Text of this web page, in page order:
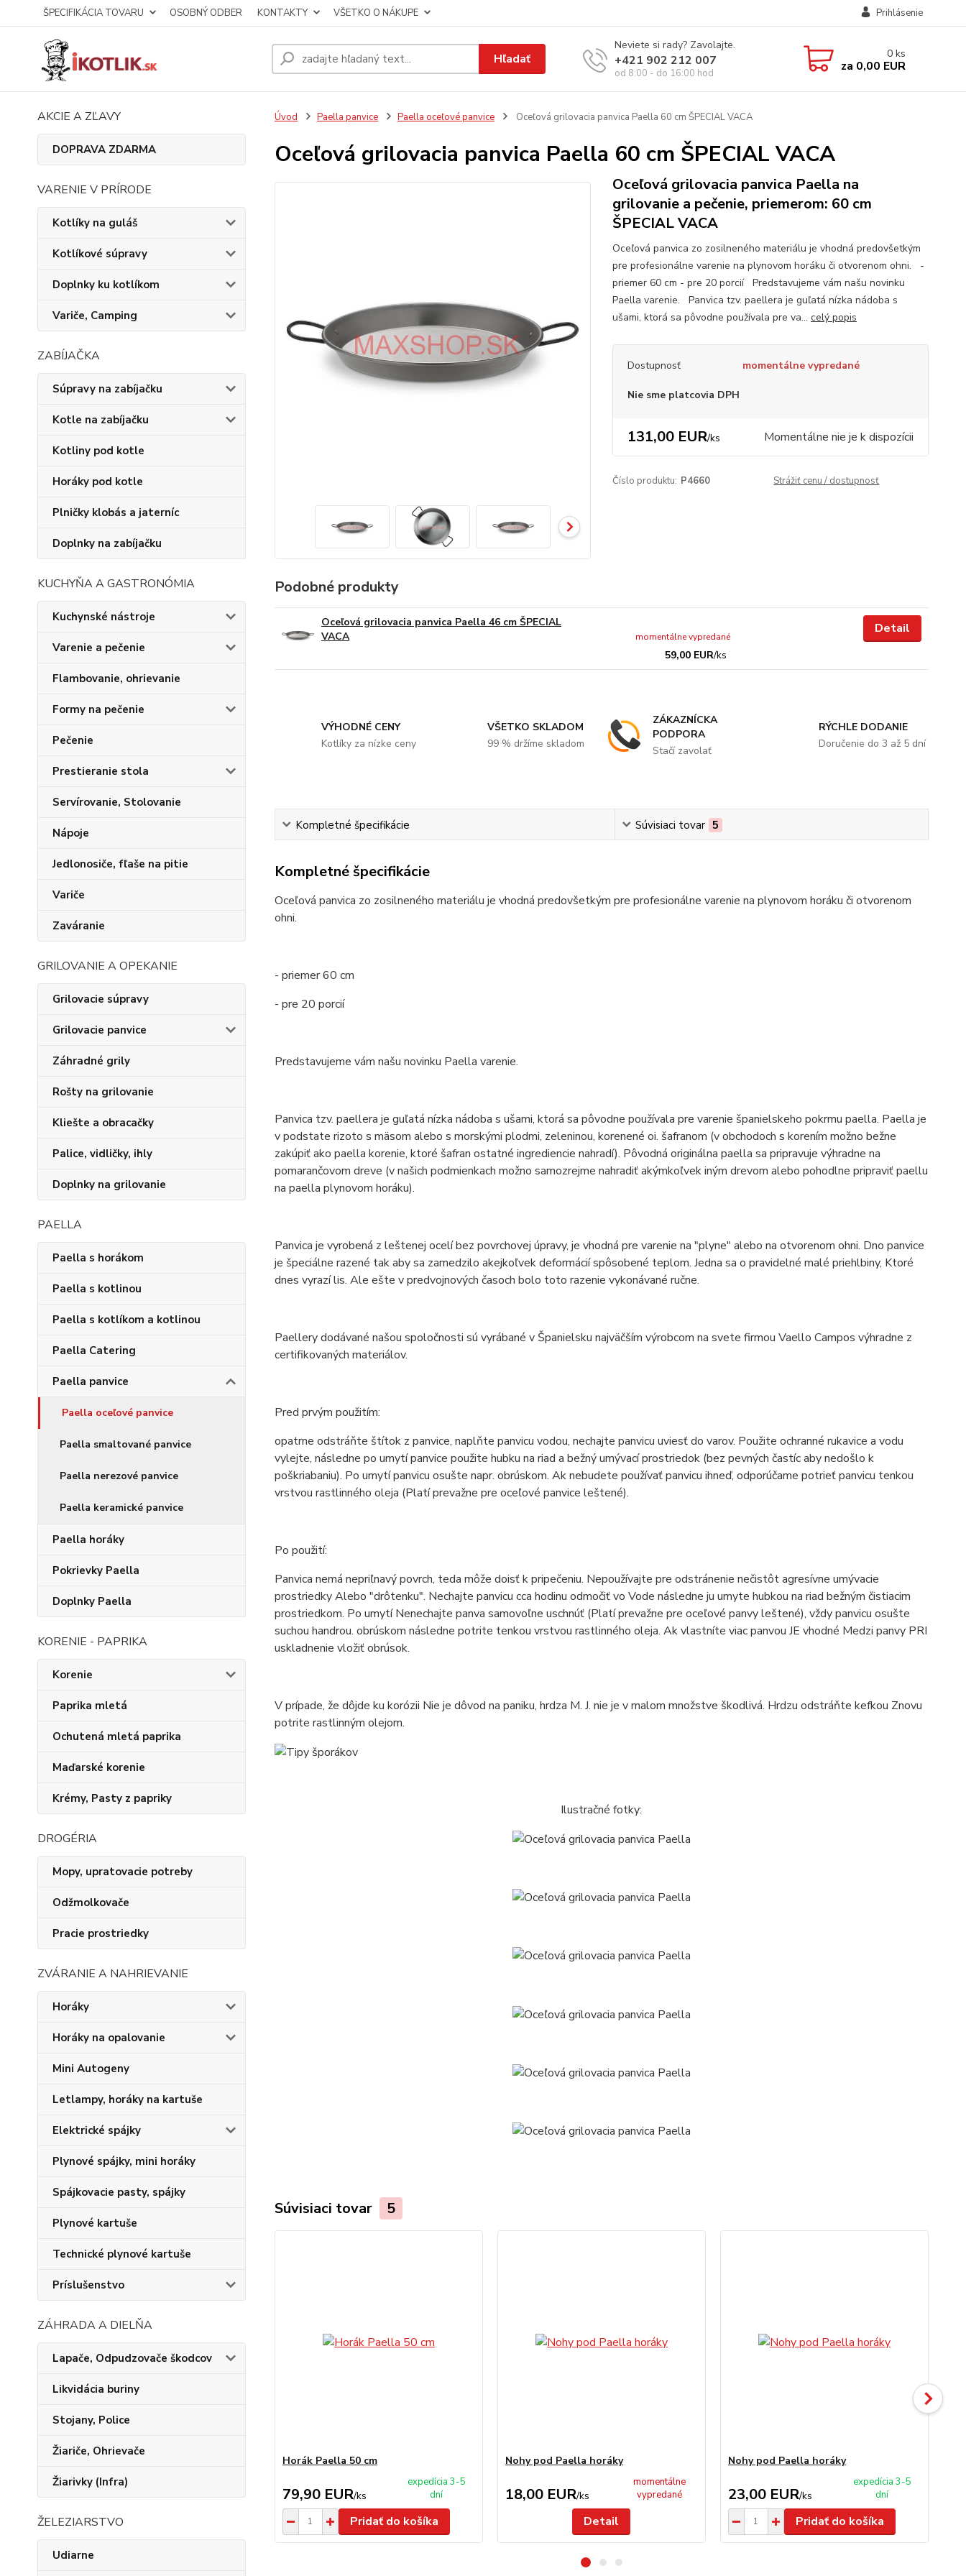
ŠPECIFIKÁCIA TOVARU OSOBNÝ ODBER KONTAKTY VŠETKO O NÁKUPE Prihlásenie
Hľadať
Neviete si rady? Zavolajte.
+421 902 212 007
od 8:00 - do 16:00 hod
0 ks
za 0,00 EUR
AKCIE A ZĽAVY
DOPRAVA ZDARMA
VARENIE V PRÍRODE
Kotlíky na guláš
Kotlíkové súpravy
Doplnky ku kotlíkom
Variče, Camping
ZABÍJAČKA
Súpravy na zabíjačku
Kotle na zabíjačku
Kotliny pod kotle
Horáky pod kotle
Plničky klobás a jaterníc
Doplnky na zabíjačku
KUCHYŇA A GASTRONÓMIA
Kuchynské nástroje
Varenie a pečenie
Flambovanie, ohrievanie
Formy na pečenie
Pečenie
Prestieranie stola
Servírovanie, Stolovanie
Nápoje
Jedlonosiče, fľaše na pitie
Variče
Zaváranie
GRILOVANIE A OPEKANIE
Grilovacie súpravy
Grilovacie panvice
Záhradné grily
Rošty na grilovanie
Kliešte a obracačky
Palice, vidličky, ihly
Doplnky na grilovanie
PAELLA
Paella s horákom
Paella s kotlinou
Paella s kotlíkom a kotlinou
Paella Catering
Paella panvice
Paella oceľové panvice
Paella smaltované panvice
Paella nerezové panvice
Paella keramické panvice
Paella horáky
Pokrievky Paella
Doplnky Paella
KORENIE - PAPRIKA
Korenie
Paprika mletá
Ochutená mletá paprika
Maďarské korenie
Krémy, Pasty z papriky
DROGÉRIA
Mopy, upratovacie potreby
Odžmolkovače
Pracie prostriedky
ZVÁRANIE A NAHRIEVANIE
Horáky
Horáky na opalovanie
Mini Autogeny
Letlampy, horáky na kartuše
Elektrické spájky
Plynové spájky, mini horáky
Spájkovacie pasty, spájky
Plynové kartuše
Technické plynové kartuše
Príslušenstvo
ZÁHRADA A DIELŇA
Lapače, Odpudzovače škodcov
Likvidácia buriny
Stojany, Police
Žiariče, Ohrievače
Žiarivky (Infra)
ŽELEZIARSTVO
Udiarne
Úvod Paella panvice Paella oceľové panvice Oceľová grilovacia panvica Paella 60 cm ŠPECIAL VACA
Oceľová grilovacia panvica Paella 60 cm ŠPECIAL VACA
Oceľová grilovacia panvica Paella na
grilovanie a pečenie, priemerom: 60 cm
ŠPECIAL VACA
Oceľová panvica zo zosilneného materiálu je vhodná predovšetkým
pre profesionálne varenie na plynovom horáku či otvorenom ohni. -
priemer 60 cm - pre 20 porcií Predstavujeme vám našu novinku
Paella varenie. Panvica tzv. paellera je guľatá nízka nádoba s
ušami, ktorá sa pôvodne používala pre va... celý popis
Dostupnosť momentálne vypredané
Nie sme platcovia DPH
131,00 EUR/ks Momentálne nie je k dispozícii
Číslo produktu: P4660 Strážiť cenu / dostupnosť
Podobné produkty
Oceľová grilovacia panvica Paella 46 cm ŠPECIAL
VACA
59,00 EUR/ks
momentálne vypredané
Detail
VÝHODNÉ CENY
Kotlíky za nízke ceny
VŠETKO SKLADOM
99 % držíme skladom
ZÁKAZNÍCKA
PODPORA
Stačí zavolať
RÝCHLE DODANIE
Doručenie do 3 až 5 dní
Kompletné špecifikácie Súvisiaci tovar 5
Kompletné špecifikácie
Oceľová panvica zo zosilneného materiálu je vhodná predovšetkým pre profesionálne varenie na plynovom horáku či otvorenom
ohni.
- priemer 60 cm
- pre 20 porcií
Predstavujeme vám našu novinku Paella varenie.
Panvica tzv. paellera je guľatá nízka nádoba s ušami, ktorá sa pôvodne používala pre varenie španielskeho pokrmu paella. Paella je
v podstate rizoto s mäsom alebo s morskými plodmi, zeleninou, korenené oi. šafranom (v obchodoch s korením možno bežne
zakúpiť ako paella korenie, ktoré šafran ostatné ingrediencie nahradí). Pôvodná originálna paella sa pripravuje výhradne na
pomarančovom dreve (v našich podmienkach možno samozrejme nahradiť akýmkoľvek iným drevom alebo pohodlne pripraviť paellu
na paella plynovom horáku).
Panvica je vyrobená z leštenej ocelí bez povrchovej úpravy, je vhodná pre varenie na "plyne" alebo na otvorenom ohni. Dno panvice
je špeciálne razené tak aby sa zamedzilo akejkoľvek deformácií spôsobené teplom. Jedna sa o pravidelné malé priehlbiny, Ktoré
dnes vyrazí lis. Ale ešte v predvojnových časoch bolo toto razenie vykonávané ručne.
Paellery dodávané našou spoločnosti sú vyrábané v Španielsku najväčším výrobcom na svete firmou Vaello Campos výhradne z
certifikovaných materiálov.
Pred prvým použitím:
opatrne odstráňte štítok z panvice, naplňte panvicu vodou, nechajte panvicu uviesť do varov. Použite ochranné rukavice a vodu
vylejte, následne po umytí panvice použite hubku na riad a bežný umývací prostriedok (bez pevných častíc aby nedošlo k
poškriabaniu). Po umytí panvicu osušte napr. obrúskom. Ak nebudete používať panvicu ihneď, odporúčame potrieť panvicu tenkou
vrstvou rastlinného oleja (Platí prevažne pre oceľové panvice leštené).
Po použití:
Panvica nemá nepriľnavý povrch, teda môže doisť k pripečeniu. Nepoužívajte pre odstránenie nečistôt agresívne umývacie
prostriedky Alebo "drôtenku". Nechajte panvicu cca hodinu odmočiť vo Vode následne ju umyte hubkou na riad bežným čistiacim
prostriedkom. Po umytí Nenechajte panva samovoľne uschnúť (Platí prevažne pre oceľové panvy leštené), vždy panvicu osušte
suchou handrou. obrúskom následne potrite tenkou vrstvou rastlinného oleja. Ak vlastníte viac panvou JE vhodné Medzi panvy PRI
uskladnenie vložiť obrúsok.
V prípade, že dôjde ku korózii Nie je dôvod na paniku, hrdza M. J. nie je v malom množstve škodlivá. Hrdzu odstráňte kefkou Znovu
potrite rastlinným olejom.
Ilustračné fotky:
Súvisiaci tovar 5
Horák Paella 50 cm
79,90 EUR/ks
expedícia 3-5
dní
Pridať do košíka
Nohy pod Paella horáky
18,00 EUR/ks
momentálne
vypredané
Detail
Nohy pod Paella horáky
23,00 EUR/ks
expedícia 3-5
dní
Pridať do košíka